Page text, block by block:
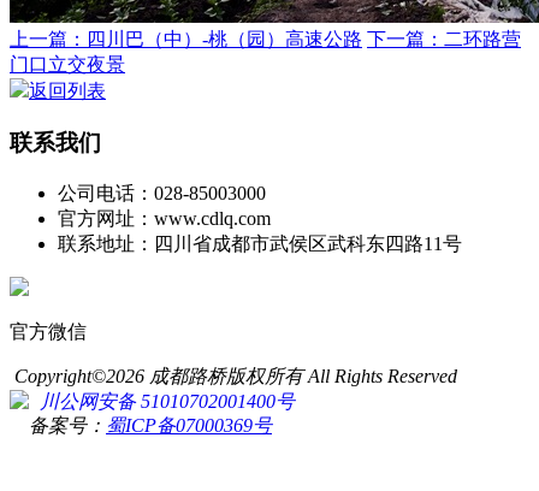
上一篇：四川巴（中）-桃（园）高速公路 下一篇：二环路营
门口立交夜景
返回列表
联系我们
公司电话：028-85003000
官方网址：www.cdlq.com
联系地址：四川省成都市武侯区武科东四路11号
官方微信
Copyright©2026 成都路桥版权所有 All Rights Reserved
川公网安备 51010702001400号
备案号： 蜀ICP备07000369号